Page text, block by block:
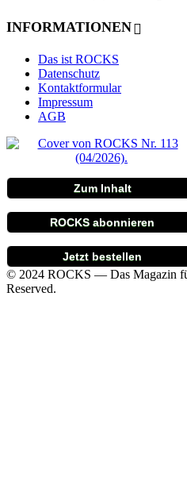
INFORMATIONEN
Das ist ROCKS
Datenschutz
Kontaktformular
Impressum
AGB
Zum Inhalt
ROCKS abonnieren
Jetzt bestellen
© 2024 ROCKS — Das Magazin
Reserved.